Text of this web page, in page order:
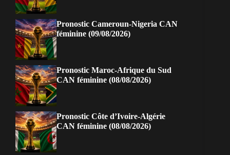
Pronostic Cameroun-Nigeria CAN
féminine (09/08/2026)
Pronostic Maroc-Afrique du Sud
CAN féminine (08/08/2026)
Pronostic Côte d’Ivoire-Algérie
CAN féminine (08/08/2026)